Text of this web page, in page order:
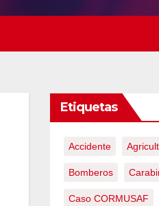
Etiquetas
Accidente
Bomberos
Caso CORMUSAF